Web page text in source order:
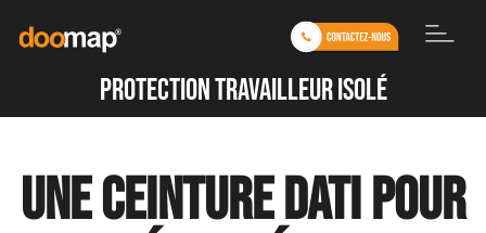
protection travailleur isolé
Une ceinture DATI pour